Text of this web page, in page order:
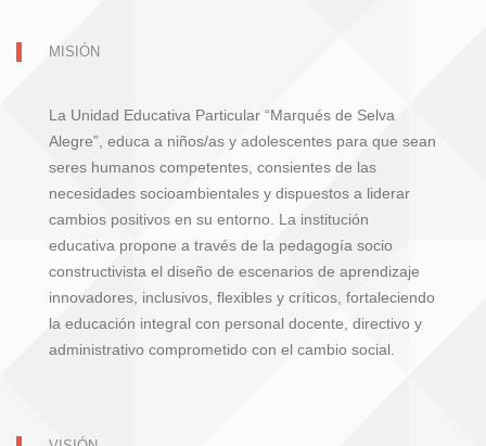
MISIÓN
La Unidad Educativa Particular “Marqués de Selva
Alegre”, educa a niños/as y adolescentes para que sean
seres humanos competentes, consientes de las
necesidades socioambientales y dispuestos a liderar
cambios positivos en su entorno. La institución
educativa propone a través de la pedagogía socio
constructivista el diseño de escenarios de aprendizaje
innovadores, inclusivos, flexibles y críticos, fortaleciendo
la educación integral con personal docente, directivo y
administrativo comprometido con el cambio social.